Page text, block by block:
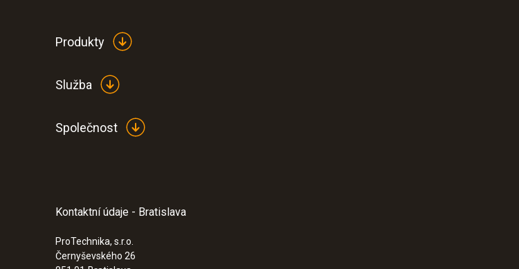
:0560 5210
Produkty
Služba
Společnost
Kontaktní údaje - Bratislava
ProTechnika, s.r.o.
Černyševského 26